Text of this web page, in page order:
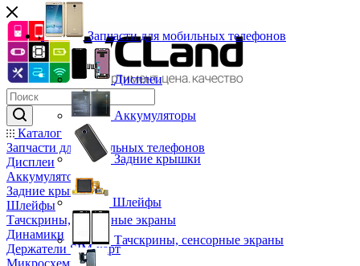
Каталог
Запчасти для мобильных телефонов
Дисплеи
Аккумуляторы
Задние крышки
Шлейфы
Тачскрины, сенсорные экраны
Динамики
Держатели SIM-карт
Микросхемы
Запчасти для мобильных телефонов
Дисплеи
Аккумуляторы
Задние крышки
Шлейфы
Тачскрины, сенсорные экраны